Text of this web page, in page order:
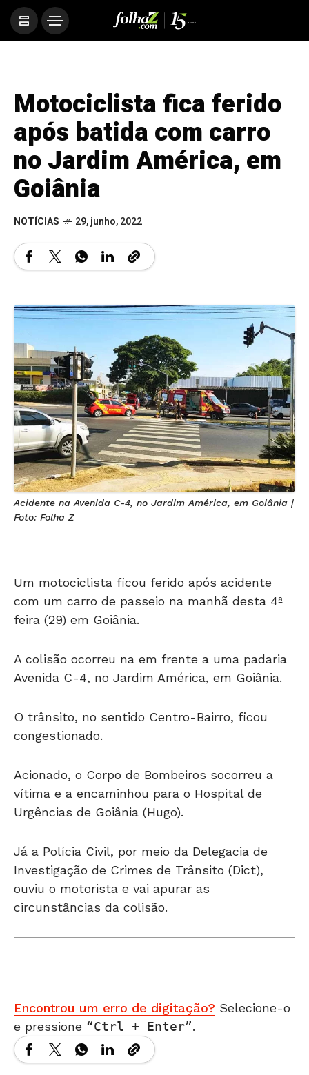
Motociclista fica ferido
após batida com carro
no Jardim América, em
Goiânia
NOTÍCIAS 29, junho, 2022
Acidente na Avenida C-4, no Jardim América, em Goiânia |
Foto: Folha Z
Um motociclista ficou ferido após acidente
com um carro de passeio na manhã desta 4ª
feira (29) em Goiânia.
A colisão ocorreu na em frente a uma padaria
Avenida C-4, no Jardim América, em Goiânia.
O trânsito, no sentido Centro-Bairro, ficou
congestionado.
Acionado, o Corpo de Bombeiros socorreu a
vítima e a encaminhou para o Hospital de
Urgências de Goiânia (Hugo).
Já a Polícia Civil, por meio da Delegacia de
Investigação de Crimes de Trânsito (Dict),
ouviu o motorista e vai apurar as
circunstâncias da colisão.
Encontrou um erro de digitação? Selecione-o
e pressione
Ctrl + Enter .